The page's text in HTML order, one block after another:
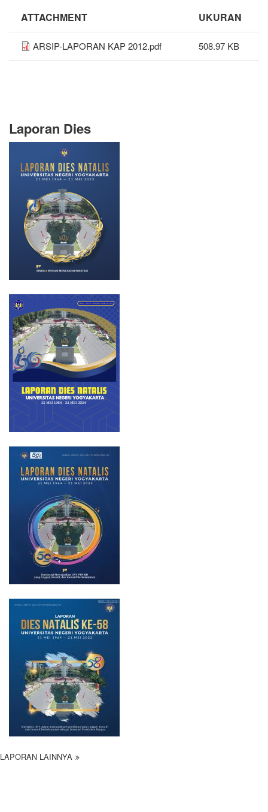
ATTACHMENT UKURAN
ARSIP-LAPORAN KAP 2012.pdf 508.97 KB
Laporan Dies
LAPORAN LAINNYA